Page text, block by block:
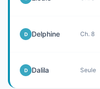
D Delphine Ch. 8
D Dalila Seule